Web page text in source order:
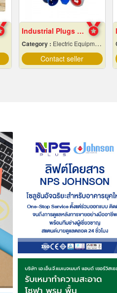
Industrial Plugs and Sockets in Pattaya, Chonburi
Category : Electric Equipment & Supplies-Wholesale & Manufacturers
Contact seller